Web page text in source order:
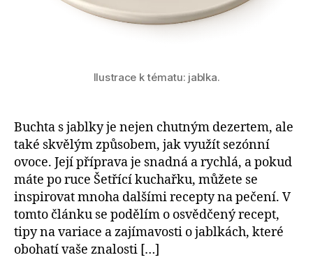
Ilustrace k tématu: jablka.
Buchta s jablky je nejen chutným dezertem, ale
také skvělým způsobem, jak využít sezónní
ovoce. Její příprava je snadná a rychlá, a pokud
máte po ruce Šetřící kuchařku, můžete se
inspirovat mnoha dalšími recepty na pečení. V
tomto článku se podělím o osvědčený recept,
tipy na variace a zajímavosti o jablkách, které
obohatí vaše znalosti […]